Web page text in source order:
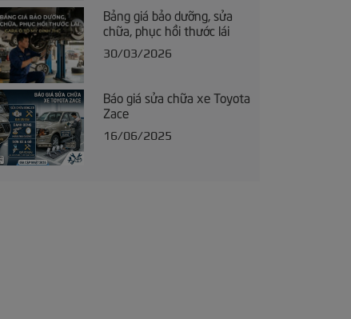
Bảng giá bảo dưỡng, sửa
chữa, phục hồi thước lái
30/03/2026
Báo giá sửa chữa xe Toyota
Zace
16/06/2025